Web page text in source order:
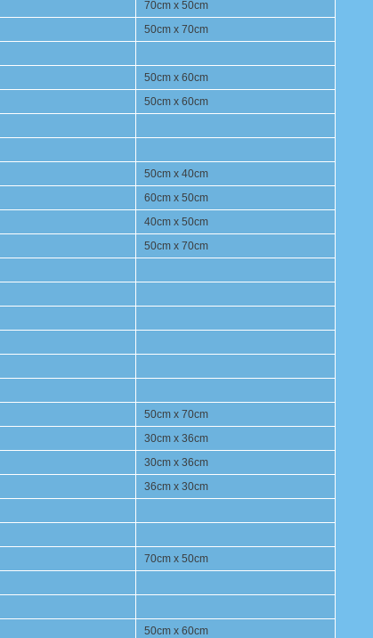
70cm x 50cm
50cm x 70cm
50cm x 60cm
50cm x 60cm
50cm x 40cm
60cm x 50cm
40cm x 50cm
50cm x 70cm
50cm x 70cm
30cm x 36cm
30cm x 36cm
36cm x 30cm
70cm x 50cm
50cm x 60cm